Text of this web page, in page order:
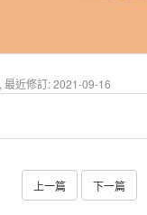
最近修訂: 2021-09-16
上一篇 下一篇